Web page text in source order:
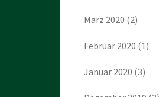
März 2020 (2)
Februar 2020 (1)
Januar 2020 (3)